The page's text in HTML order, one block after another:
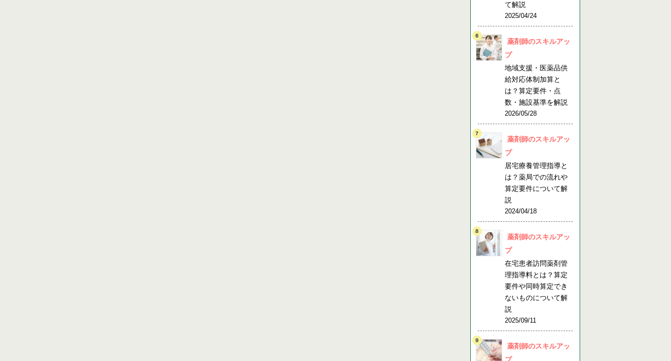
て解説
2025/04/24
薬剤師のスキルアッ
プ
地域支援・医薬品供
給対応体制加算と
は？算定要件・点
数・施設基準を解説
2026/05/28
薬剤師のスキルアッ
プ
居宅療養管理指導と
は？薬局での流れや
算定要件について解
説
2024/04/18
薬剤師のスキルアッ
プ
在宅患者訪問薬剤管
理指導料とは？算定
要件や同時算定でき
ないものについて解
説
2025/09/11
薬剤師のスキルアッ